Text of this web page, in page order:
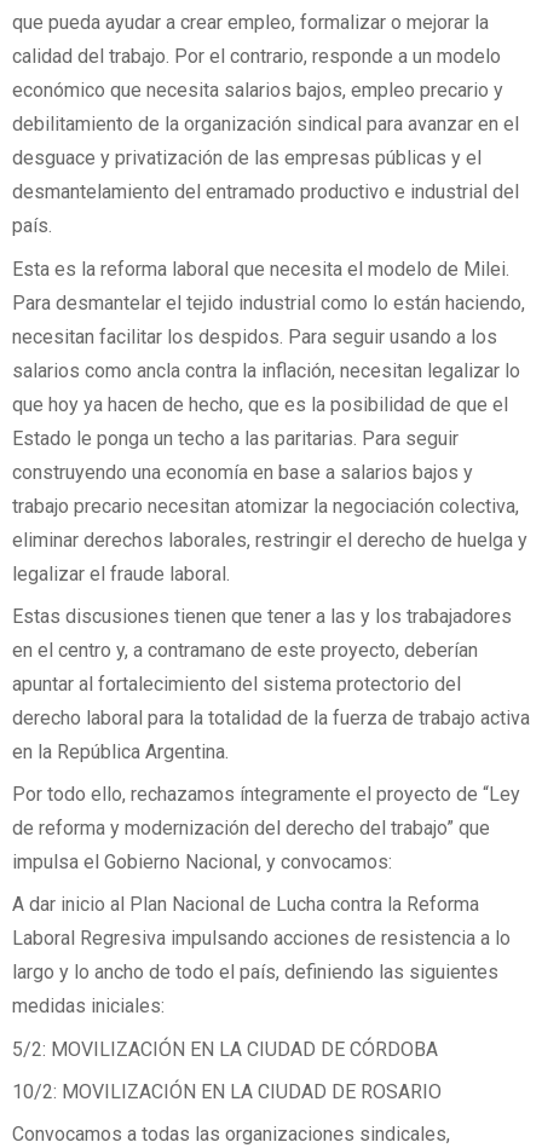
que pueda ayudar a crear empleo, formalizar o mejorar la
calidad del trabajo. Por el contrario, responde a un modelo
económico que necesita salarios bajos, empleo precario y
debilitamiento de la organización sindical para avanzar en el
desguace y privatización de las empresas públicas y el
desmantelamiento del entramado productivo e industrial del
país.
Esta es la reforma laboral que necesita el modelo de Milei.
Para desmantelar el tejido industrial como lo están haciendo,
necesitan facilitar los despidos. Para seguir usando a los
salarios como ancla contra la inflación, necesitan legalizar lo
que hoy ya hacen de hecho, que es la posibilidad de que el
Estado le ponga un techo a las paritarias. Para seguir
construyendo una economía en base a salarios bajos y
trabajo precario necesitan atomizar la negociación colectiva,
eliminar derechos laborales, restringir el derecho de huelga y
legalizar el fraude laboral.
Estas discusiones tienen que tener a las y los trabajadores
en el centro y, a contramano de este proyecto, deberían
apuntar al fortalecimiento del sistema protectorio del
derecho laboral para la totalidad de la fuerza de trabajo activa
en la República Argentina.
Por todo ello, rechazamos íntegramente el proyecto de “Ley
de reforma y modernización del derecho del trabajo” que
impulsa el Gobierno Nacional, y convocamos:
A dar inicio al Plan Nacional de Lucha contra la Reforma
Laboral Regresiva impulsando acciones de resistencia a lo
largo y lo ancho de todo el país, definiendo las siguientes
medidas iniciales:
5/2: MOVILIZACIÓN EN LA CIUDAD DE CÓRDOBA
10/2: MOVILIZACIÓN EN LA CIUDAD DE ROSARIO
Convocamos a todas las organizaciones sindicales,